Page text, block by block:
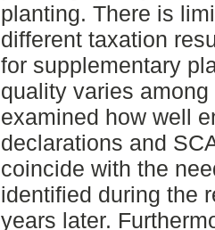
planting. There is
different taxation
for supplementary
quality varies
examined how well
declarations and
coincide with the
identified during the
years later.